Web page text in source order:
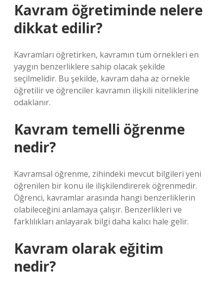
Kavram öğretiminde nelere
dikkat edilir?
Kavramları öğretirken, kavramın tüm örnekleri en
yaygın benzerliklere sahip olacak şekilde
seçilmelidir. Bu şekilde, kavram daha az örnekle
öğretilir ve öğrenciler kavramın ilişkili niteliklerine
odaklanır.
Kavram temelli öğrenme
nedir?
Kavramsal öğrenme, zihindeki mevcut bilgileri yeni
öğrenilen bir konu ile ilişkilendirerek öğrenmedir.
Öğrenci, kavramlar arasında hangi benzerliklerin
olabileceğini anlamaya çalışır. Benzerlikleri ve
farklılıkları anlayarak bilgi daha kalıcı hale gelir.
Kavram olarak eğitim
nedir?